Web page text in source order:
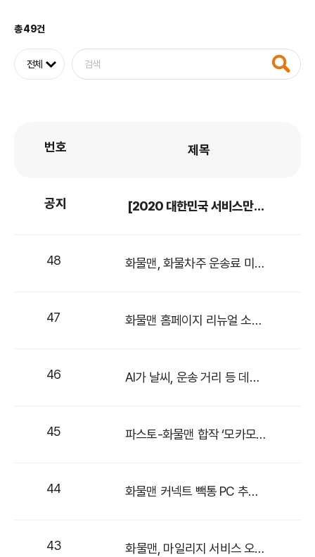
총 49건
번호 제목
공지 [2020 대한민국 서비스만족대상] 화물맨
48 화물맨, 화물차주 운송료 미수금 걱정 덜어주는 '선착불 안심결제' 서비스 도입
47 화물맨 홈페이지 리뉴얼 소식을 알려드립니다!
46 AI가 날씨, 운송 거리 등 데이터 분석해 화물차 적정 운임 알려준다
45 파스토-화물맨 합작 ‘모카모빌리티’, AI 운송 서비스 출시
44 화물맨 커넥트 빽통 PC 추천 운임 서비스 론칭
43 화물맨, 마일리지 서비스 오픈… 중소형 화물 확대